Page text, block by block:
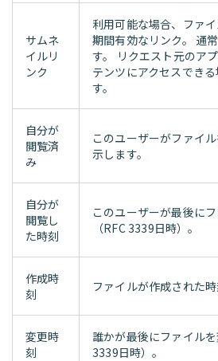
サムネ
イルリ
ンク
利用可能な場合、ファ
期間有効なリンク。 通
す。 リクエスト元のア
テンツにアクセスでき
す。
自分が
閲覧済
み
このユーザーがファイ
示します。
自分が
閲覧し
た時刻
このユーザーが最後に
（RFC 3339日時）。
作成時
刻
ファイルが作成された時
変更時
刻
誰かが最後にファイル
3339日時）。